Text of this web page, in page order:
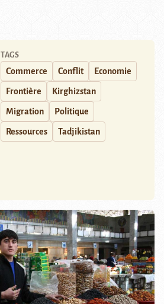
TAGS
Commerce Conflit Economie
Frontière Kirghizstan
Migration Politique
Ressources Tadjikistan